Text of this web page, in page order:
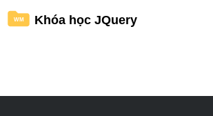
WM Khóa học JQuery